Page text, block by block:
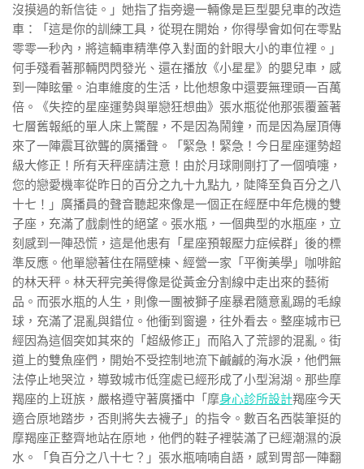
沒摸過的新信徒。」她指了指旁邊一輛像是巨型嬰兒車的改造
車：「這是你的訓練工具，從現在開始，你得學會如何在零點
零零一秒內，將這輛車精準停入對面的針眼大小的車位裡。」
何手殘看著那輛閃閃發光、還在播放《小星星》的嬰兒車，感
到一陣眩暈。泊車維度的生活，比他想象中還要無理頭一百萬
倍。《失控的星座運勢與單戀狂想曲》張水瓶從他那張覆蓋著
七層舊報紙的單人床上驚醒，不是因為鬧鐘，而是因為屋頂傳
來了一陣震耳欲聾的廣播聲。「緊急！緊急！今日星座運勢超
級大修正！所有天秤座請注意！由於月球剛剛打了一個噴嚏，
您的戀愛機率從昨日的百分之九十九點九，陡降至負百分之八
十七！」廣播員的聲音聽起來像是一個正在經歷中年危機的雙
子座，充滿了戲劇性的絕望。張水瓶，一個典型的水瓶座，立
刻感到一陣恐慌，這是他患有「星座預報壓力症候群」後的標
準反應。他單戀著住在隔壁棟、經營一家「平衡美學」咖啡館
的林天秤。林天秤完美得像是從黃金分割線中走出來的藝術
品。而張水瓶的人生，則像一團被獅子座暴君隨意亂踢的毛線
球，充滿了混亂與錯位。他衝到窗邊，往外看去。整座城市已
經因為這個突如其來的「超級修正」而陷入了荒謬的混亂。街
道上的雙魚座們，開始不受控制地流下鹹鹹的海水淚，他們無
法停止地哭泣，導致城市低窪處已經形成了小型潟湖。那些摩
羯座的上班族，嚴格遵守著廣播中「摩身心診所設計羯座今天
適合原地踏步，否則將失去襪子」的指令。數百名西裝筆挺的
摩羯座正整齊地站在原地，他們的鞋子裡裝滿了已經潮濕的淚
水。「負百分之八十七？」張水瓶喃喃自語，感到胃部一陣翻